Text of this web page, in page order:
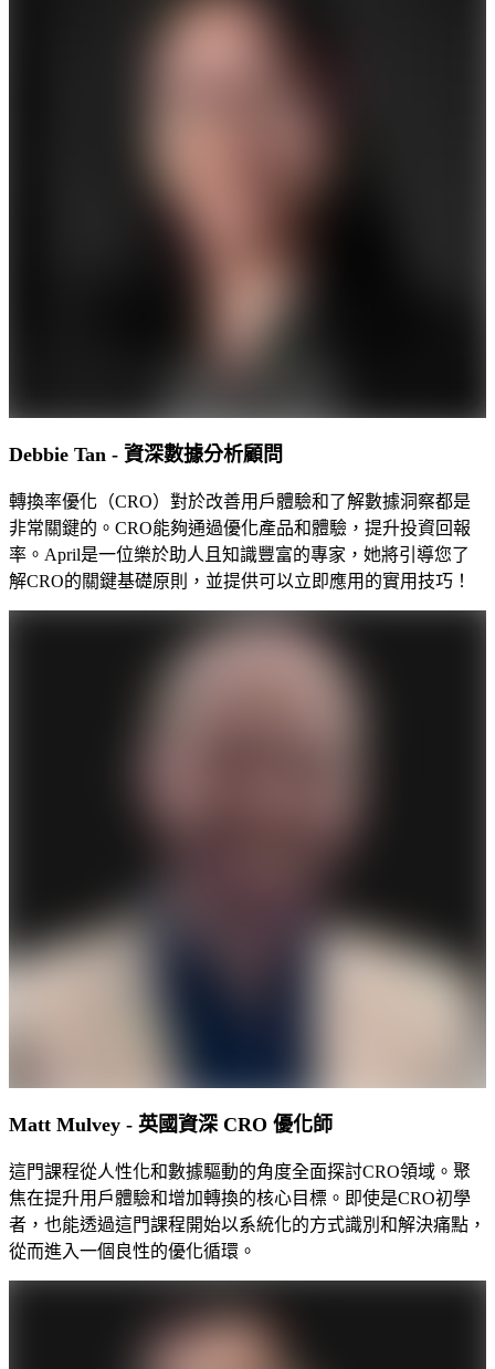
Debbie Tan - 資深數據分析顧問
轉換率優化（CRO）對於改善用戶體驗和了解數據洞察都是
非常關鍵的。CRO能夠通過優化產品和體驗，提升投資回報
率。April是一位樂於助人且知識豐富的專家，她將引導您了
解CRO的關鍵基礎原則，並提供可以立即應用的實用技巧！
Matt Mulvey - 英國資深 CRO 優化師
這門課程從人性化和數據驅動的角度全面探討CRO領域。聚
焦在提升用戶體驗和增加轉換的核心目標。即使是CRO初學
者，也能透過這門課程開始以系統化的方式識別和解決痛點，
從而進入一個良性的優化循環。